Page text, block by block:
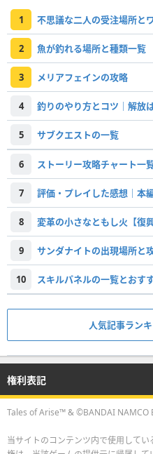
1 不思議な二人の受注場所と
2 魚が釣れる場所と種類一覧
3 メリアフェインの攻略
4 釣りのやり方とコツ｜解放
5 サブクエストの一覧
6 ストーリー攻略チャート一
7
8
9 サンダナイトの出現場所と
10 スキルパネルの一覧とおす
人気記事ラン
権利表記
Tales of Arise™ & ©BANDAI NAMCO
当サイトのコンテンツ内で使用して